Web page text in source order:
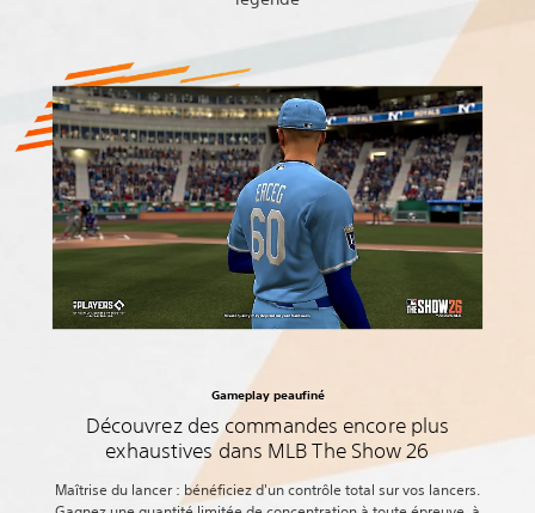
Gameplay peaufiné
Découvrez des commandes encore plus
exhaustives dans MLB The Show 26
Maîtrise du lancer : bénéficiez d'un contrôle total sur vos lancers.